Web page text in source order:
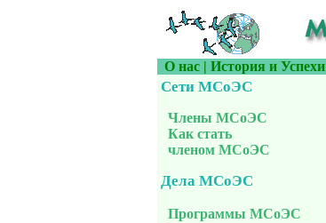
О нас | История и Успехи
Сети МСоЭС
Члены МСоЭС
Как стать
членом МСоЭС
Дела МСоЭС
Программы МСоЭС